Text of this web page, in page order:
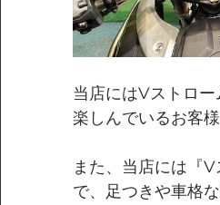
当店にはVストロ
楽しんでいるお客
また、当店には『
で、足つきや車格